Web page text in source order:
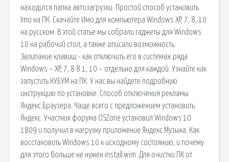
находится папка автозагрузки. Простой способ установить
Imo на ПК. Скачайте Имо для компьютера Windows XP, 7, 8, 10
на русском. В этой статье мы собрали гаджеты для Windows
10 на рабочий стол, а также описали возможность.
Залипание клавиш - как отключить его в системах ряда
Windows – XP, 7, 8 8.1, 10 – отдельно для каждой. Узнайте как
запустить КУБУМ на ПК. У нас вы найдете подробную
инструкцию по установке. Способ отключения рекламы
Яндекс.Браузера. Чаще всего с предложением установить
Яндекс. Участник форума OSZone установил Windows 10
1809 и получил в нагрузку приложение Яндекс.Музыка. Как
восстановить Windows 10 к исходному состоянию, и почему
для этого больше не нужен install.wim. Для очистки ПК от